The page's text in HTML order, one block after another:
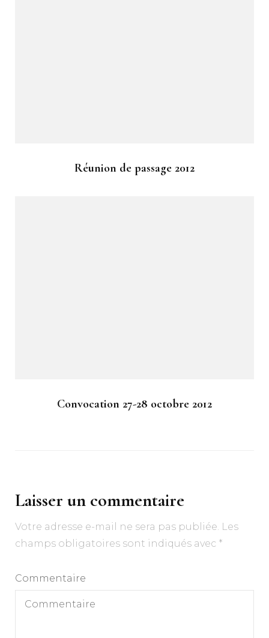
Réunion de passage 2012
Convocation 27-28 octobre 2012
Laisser un commentaire
Votre adresse e-mail ne sera pas publiée. Les
champs obligatoires sont indiqués avec *
Commentaire